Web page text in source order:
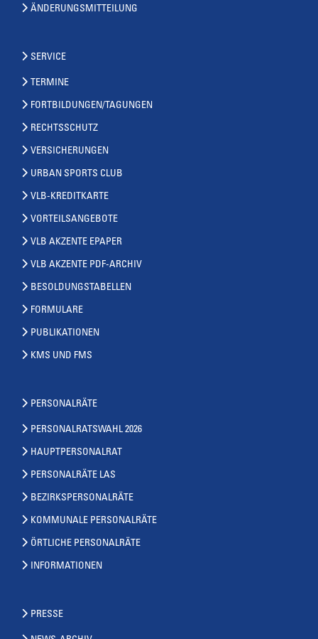
ÄNDERUNGSMITTEILUNG
SERVICE
TERMINE
FORTBILDUNGEN/TAGUNGEN
RECHTSSCHUTZ
VERSICHERUNGEN
URBAN SPORTS CLUB
VLB-KREDITKARTE
VORTEILSANGEBOTE
VLB AKZENTE EPAPER
VLB AKZENTE PDF-ARCHIV
BESOLDUNGSTABELLEN
FORMULARE
PUBLIKATIONEN
KMS UND FMS
PERSONALRÄTE
PERSONALRATSWAHL 2026
HAUPTPERSONALRAT
PERSONALRÄTE LAS
BEZIRKSPERSONALRÄTE
KOMMUNALE PERSONALRÄTE
ÖRTLICHE PERSONALRÄTE
INFORMATIONEN
PRESSE